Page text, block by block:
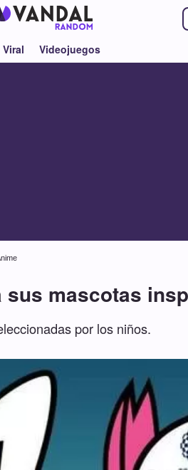
Viral Videojuegos
mascotas
por los niños.